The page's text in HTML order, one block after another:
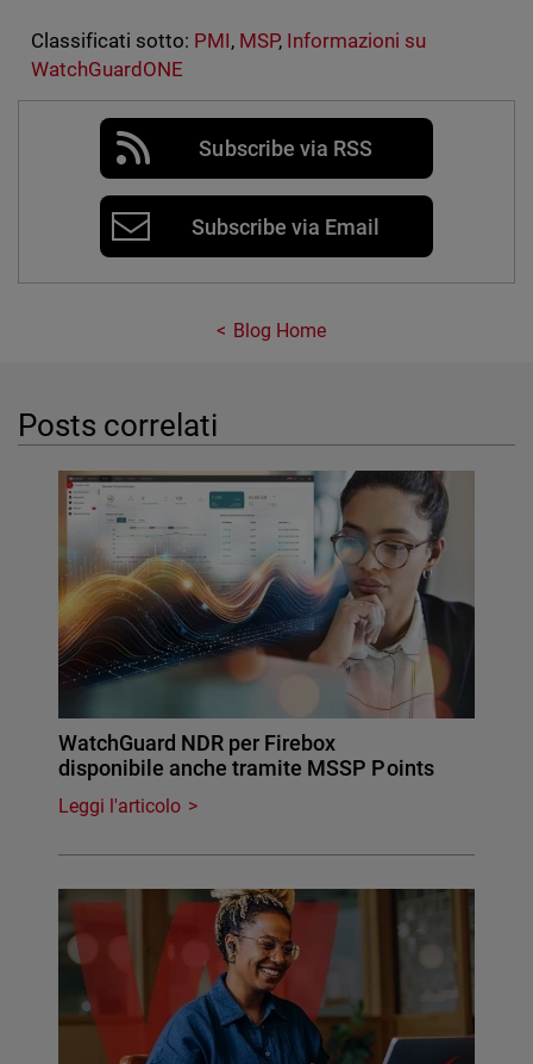
Classificati sotto: PMI, MSP, Informazioni su
WatchGuardONE
Subscribe via RSS
Subscribe via Email
Blog Home
Posts correlati
WatchGuard NDR per Firebox
disponibile anche tramite MSSP Points
Leggi l'articolo